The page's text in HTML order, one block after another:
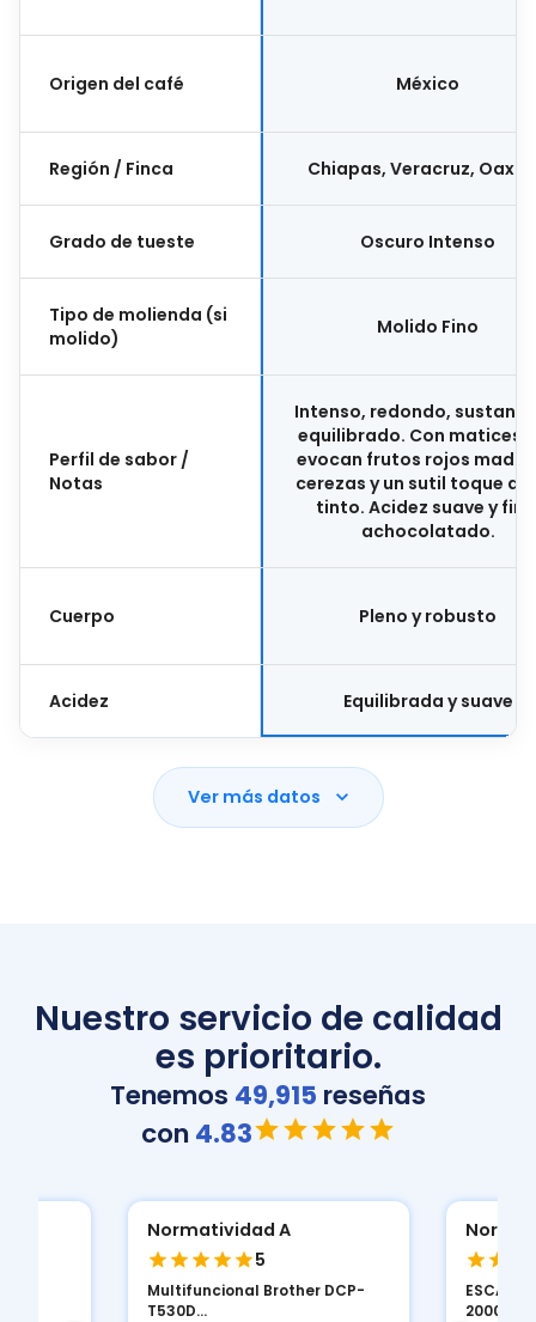
Origen del café México
Región / Finca Chiapas, Veracruz,
Grado de tueste Oscuro Intenso
Tipo de molienda (si
molido)
Molido Fino
Perfil de sabor /
Notas
Intenso, redondo,
equilibrado. Con matices
evocan frutos rojos
cerezas y un sutil toque a
tinto. Acidez suave y
achocolatado.
Cuerpo Pleno y robusto
Acidez Equilibrada y suave
Ver más datos
Nuestro servicio de calidad
es prioritario.
Tenemos 49,915 reseñas
con 4.83
Normatividad A
5
Multifuncional Brother DCP-
T530D...
2000 S...